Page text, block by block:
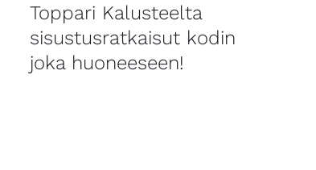
Toppari Kalusteelta
sisustusratkaisut kodin
joka huoneeseen!